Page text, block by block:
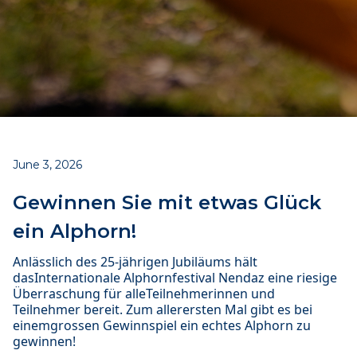
June 3, 2026
Gewinnen Sie mit etwas Glück
ein Alphorn!
Anlässlich des 25-jährigen Jubiläums hält
dasInternationale Alphornfestival Nendaz eine riesige
Überraschung für alleTeilnehmerinnen und
Teilnehmer bereit. Zum allerersten Mal gibt es bei
einemgrossen Gewinnspiel ein echtes Alphorn zu
gewinnen!